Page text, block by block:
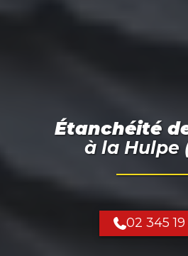
Étanchéité
à la Hulpe
02 345